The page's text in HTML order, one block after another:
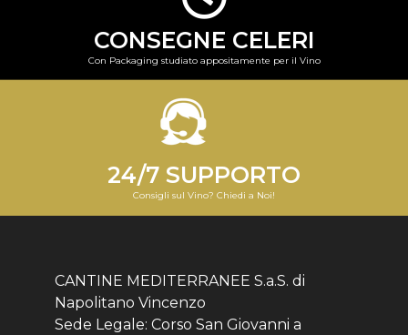
CONSEGNE CELERI
Con Packaging studiato appositamente per il Vino
24/7 SUPPORTO
Consigli sul Vino? Chiedi a Noi!
CANTINE MEDITERRANEE S.a.S. di
Napolitano Vincenzo
Sede Legale: Corso San Giovanni a